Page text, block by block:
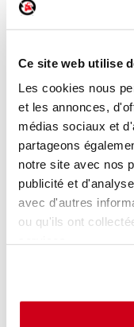
Ce site web utilise
Les cookies nous
et les annonces,
médias sociaux et
partageons
notre site avec nos
publicité et
avec d'autres
ou qu'ils ont
Bouton de warning
Réf. constructeur :
200505
Modèle
En stock
AJOUTER AU